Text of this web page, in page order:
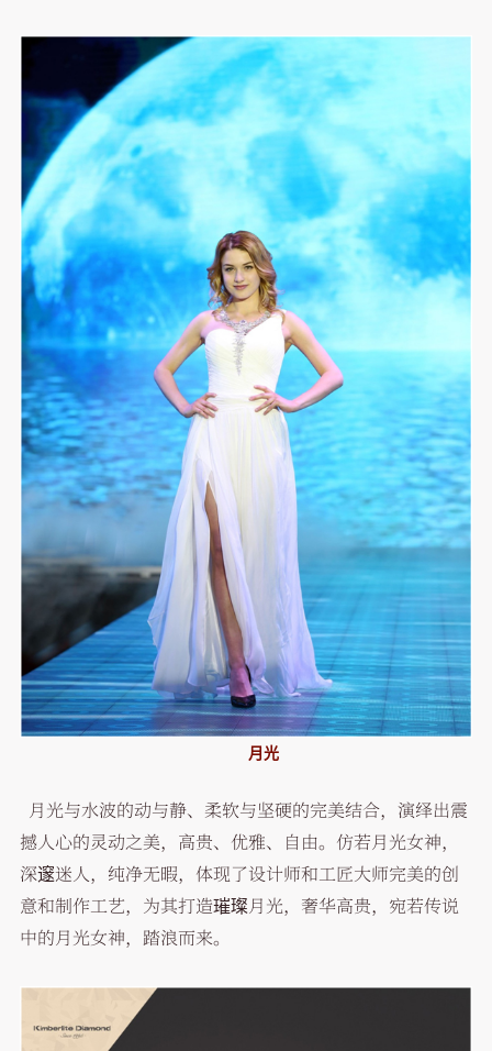
月光
月光与水波的动与静、柔软与坚硬的完美结合，演绎出震
撼人心的灵动之美，高贵、优雅、自由。仿若月光女神，
深邃迷人，纯净无暇，体现了设计师和工匠大师完美的创
意和制作工艺，为其打造璀璨月光，奢华高贵，宛若传说
中的月光女神，踏浪而来。